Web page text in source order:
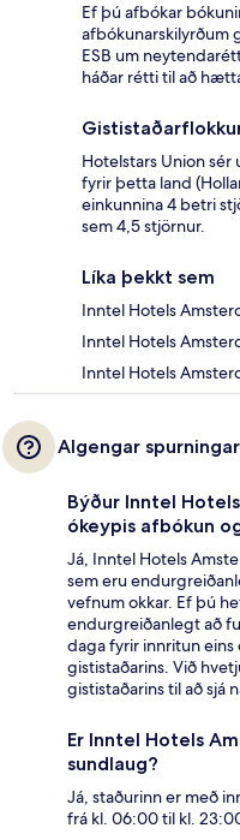
Ef þú afbókar
afbókunarskilyrðum
ESB um
háðar rétti til að
Hotelstars Union
fyrir þetta land
einkunnina 4 betri
sem 4,5 stjörnur.
Líka þekkt sem
Inntel Hotels
Inntel Hotels
Inntel Hotels
Algengar spurningar
Býður Inntel
ókeypis afbókun
Já, Inntel Hotels
sem eru
vefnum okkar. Ef þú
endurgreiðanlegt að
daga fyrir innritun eins
gististaðarins. Við
gististaðarins til að sjá
Er Inntel Hotels
sundlaug?
Já, staðurinn er með
frá kl. 06:00 til kl.